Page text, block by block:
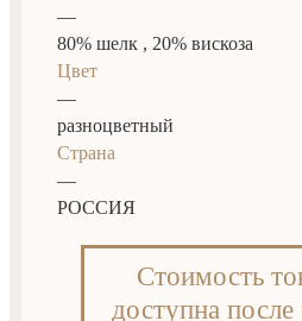
—
80% шелк , 20% вискоза
Цвет
—
разноцветный
Страна
—
РОССИЯ
Стоимость
доступна после